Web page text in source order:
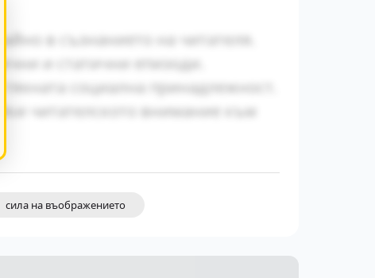
в съзнанието на читателя.
и статични епизоди.
социална принадлежност.
читателското внимание към
сила на въображението